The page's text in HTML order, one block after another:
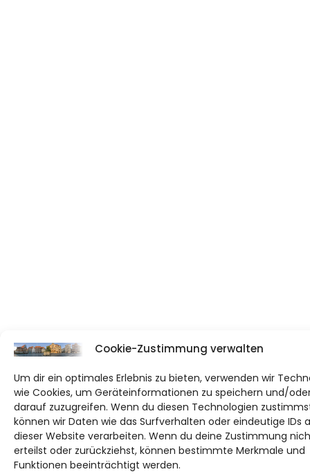
Cookie-Zustimmung verwalten
Um dir ein optimales Erlebnis zu bieten, verwenden wir
wie Cookies, um Geräteinformationen zu speichern und/
darauf zuzugreifen. Wenn du diesen Technologien
können wir Daten wie das Surfverhalten oder eindeutige IDs
dieser Website verarbeiten. Wenn du deine Zustimmung
erteilst oder zurückziehst, können bestimmte Merkmale und
Funktionen beeinträchtigt werden.